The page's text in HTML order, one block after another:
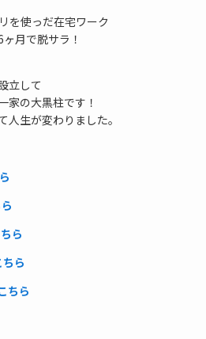
を使っだ在宅ワーク
ヶ月で脱サラ！
立して
家の大黒柱です！
人生が変わりました。
ら
ちら
ちら